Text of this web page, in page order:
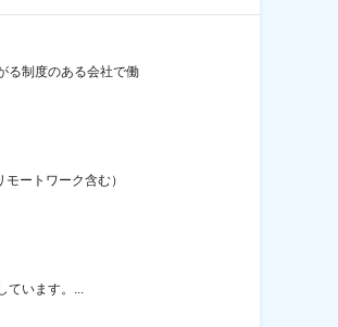
る制度のある会社で働
ートワーク含む）
います。...